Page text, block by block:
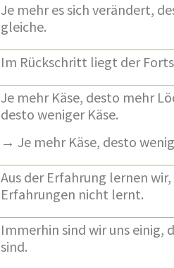
Je mehr es sich verändert,
gleiche.
Im Rückschritt liegt der
Je mehr Käse, desto mehr
desto weniger Käse.
→ Je mehr Käse, desto
Aus der Erfahrung lernen wir,
Erfahrungen nicht lernt.
Immerhin sind wir uns einig,
sind.